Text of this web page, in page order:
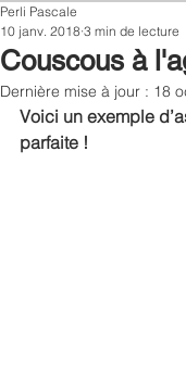
Couscous à
Perli Pascale
10 janv. 2018 3 min de lecture
Dernière mise à jour : 18
Voici un exemple
parfaite !